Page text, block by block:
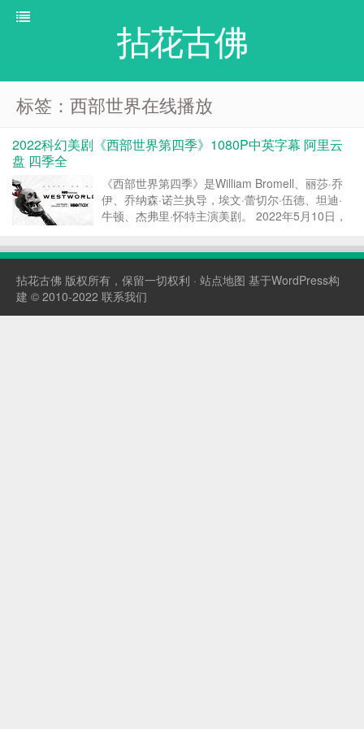
拈花古佛
标签：西部世界在线播放
2022科幻美剧《西部世界第四季》1080P中英字幕 阿里云
盘 四季全
《西部世界第四季》是William Bromell、丽莎·乔
伊、乔纳森·诺兰执导，埃文·蕾切尔·伍德、坦迪·
牛顿、杰弗里·怀特主演美剧。 2022年5月10日，
将在6月26日上线HBO Max。 2022年6月5日，
拈花古佛 版权所有，保留一切权利 · 站点地图 基于WordPress构
建 © 2010-2022 联系我们